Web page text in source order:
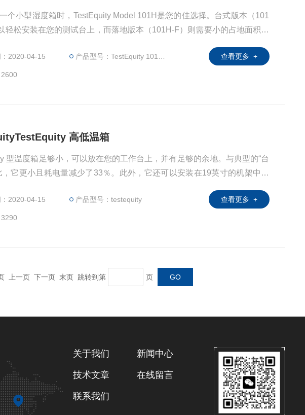
个小型湿度箱时，TestEquity Model 101H是您的佳选择。台式版本（101
轻松安装在您的测试台上，而落地版本（101H-F）则需要小的占地面积。
成时没有暴露的水浴。
2020-04-15 产品型号：TestEquity 101H-B 查看更多 +
高低温箱
型温度箱足够小，可以放在您的工作台上，并有足够的余地。与典型的“台
，它更小且耗电量减少了33％。此外，它还可以安装在19英寸的机架中。
个3英寸端口可让您将电线连接到测试通过左右两侧采样。没有LN2或CO
42°C。
2020-04-15 产品型号：testequity 查看更多 +
上一页 下一页 末页 跳转到第 页
关于我们 新闻中心
技术文章 在线留言
联系我们